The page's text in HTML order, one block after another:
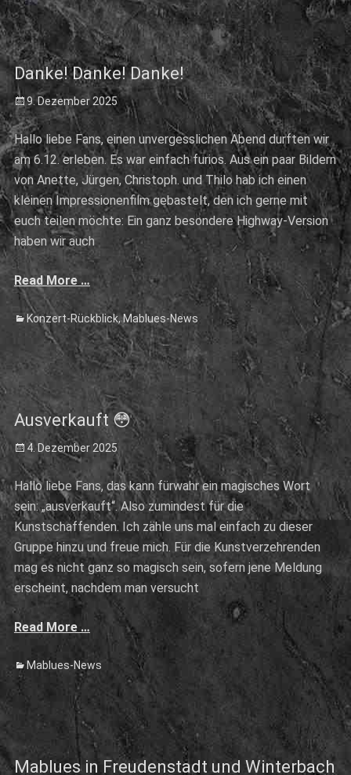
Danke! Danke! Danke!
Posted
on
9. Dezember 2025
Hallo liebe Fans, einen unvergesslichen Abend durften wir
am 6.12. erleben. Es war einfach furios. Aus ein paar Bildern
von Anette, Jürgen, Christoph. und Thilo hab ich einen
kleinen Impressionenfilm gebastelt, den ich gerne mit
euch teilen möchte: Ein ganz besondere Highway-Version
haben wir auch
Read More …
Categories
Konzert-Rückblick,Mablues-News
Ausverkauft 😳
Posted
on
4. Dezember 2025
Hallo liebe Fans, das kann fürwahr ein magisches Wort
sein: „ausverkauft“. Also zumindest für die
Kunstschaffenden. Ich zähle uns mal einfach zu dieser
Gruppe hinzu und freue mich. Für die Kunstverzehrenden
mag es nicht ganz so magisch sein, sofern jene Meldung
erscheint, nachdem man versucht
Read More …
Categories
Mablues-News
Mablues in Freudenstadt und Winterbach